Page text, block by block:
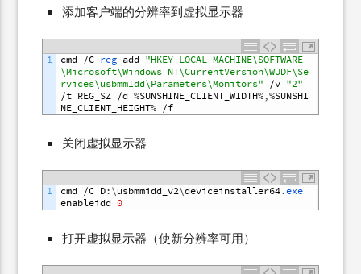
添加客户端的分辨率到虚拟显示器
1 cmd /C reg add "HKEY_LOCAL_MACHINE\SOFTWARE
\Microsoft\Windows NT\CurrentVersion\WUDF\Se
rvices\usbmmIdd\Parameters\Monitors" /v "2"
/t REG_SZ /d %SUNSHINE_CLIENT_WIDTH%,%SUNSHI
NE_CLIENT_HEIGHT% /f
关闭虚拟显示器
1 cmd /C D:\usbmmidd_v2\deviceinstaller64.
enableidd 0
打开虚拟显示器（使新分辨率可用）